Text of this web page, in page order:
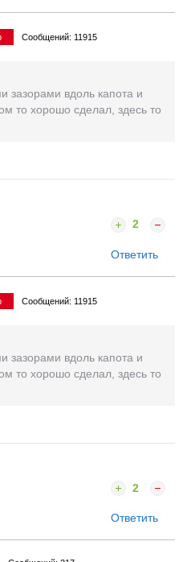
Сообщений: 11915
зазорами вдоль капота и
то хорошо сделал, здесь то
2
Ответить
Сообщений: 11915
зазорами вдоль капота и
то хорошо сделал, здесь то
2
Ответить